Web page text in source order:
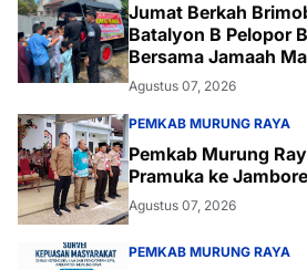
Jumat Berkah
Batalyon B Pelopor
Bersama Jamaah
Agustus 07, 2026
PEMKAB MURUNG RAYA
Pemkab Murung
Pramuka ke
Agustus 07, 2026
PEMKAB MURUNG RAYA